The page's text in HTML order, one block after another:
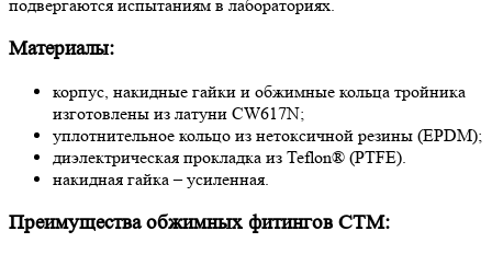
подвергаются испытаниям в лабораториях.
Материалы:
корпус, накидные гайки и обжимные кольца тройника
изготовлены из латуни CW617N;
уплотнительное кольцо из нетоксичной резины (EPDM);
диэлектрическая прокладка из Teflon® (PTFE).
накидная гайка – усиленная.
Преимущества обжимных фитингов СТМ: